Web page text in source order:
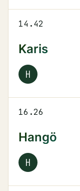
14.42
Karis
H
16.26
Hangö
H